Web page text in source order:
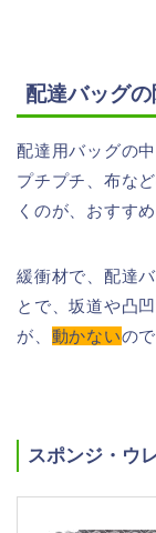
配達バッグの
配達用バッグの
プチプチ、布な
くのが、おすすめ
緩衝材で、配達
とで、坂道や凸
が、 動かないの
スポンジ・ウ